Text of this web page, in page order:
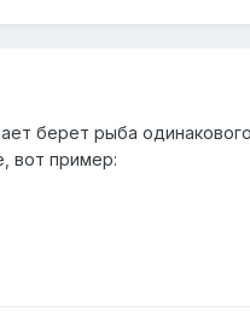
берет рыба
вот пример: